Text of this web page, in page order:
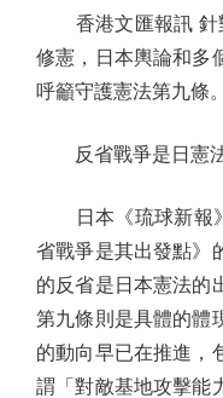
香港文匯報訊 針
修憲，日本輿論和多
呼籲守護憲法第九條。
反省戰爭是日憲
日本《琉球新報》
省戰爭是其出發點》
的反省是日本憲法的
第九條則是具體的體
的動向早已在推進，
謂「對敵基地攻擊能